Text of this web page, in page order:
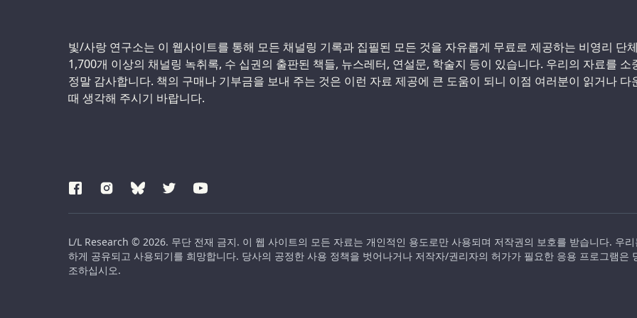
Support us:
빛/사랑 연구소는 이 웹사이트를 통해 모든 채널링 기록과 집필된 모든 것을 자유롭게 무료로 제공하는 비영리 단
1,700개 이상의 채널링 녹취록, 수 십권의 출판된 책들, 뉴스레터, 연설문, 학술지 등이 있습니다. 우리의 자료를
정말 감사합니다. 책의 구매나 기부금을 보내 주는 것은 이런 자료 제공에 큰 도움이 되니 이점 여러분이 읽거나
때 생각해 주시기 바랍니다.
L/L Research © 2026. 무단 전재 금지. 이 웹 사이트의 모든 자료는 개인적인 용도로만 사용되며 저작권의 보호를 받습니다. 우
하게 공유되고 사용되기를 희망합니다. 당사의 공정한 사용 정책을 벗어나거나 저작자/권리자의 허가가 필요한 응용 프로그램은
조하십시오.